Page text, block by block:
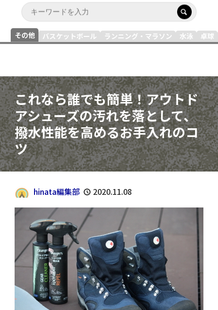
これなら誰でも簡単！アウトド
アシューズの汚れを落として、
撥水性能を高めるお手入れのコ
ツ
hinata編集部 2020.11.08